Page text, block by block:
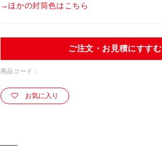
→ほかの封筒色はこちら
ご注文・お見積にすすむ
商品コード：
お気に入り